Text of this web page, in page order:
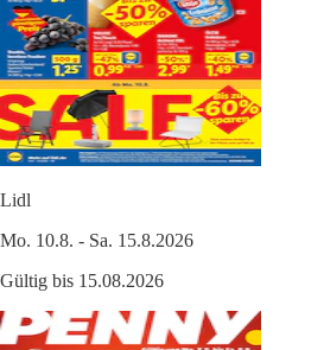
Lidl
Mo. 10.8. - Sa. 15.8.2026
Gültig bis 15.08.2026